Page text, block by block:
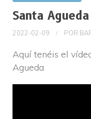
Santa
2022-02-09 POR
Aquí tenéis el
Agueda